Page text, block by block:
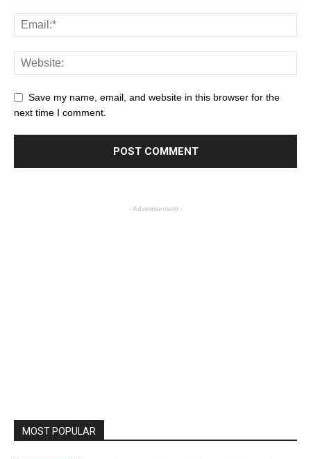
Save my name, email, and website in this browser for the
next time I comment.
- Advertisement -
MOST POPULAR